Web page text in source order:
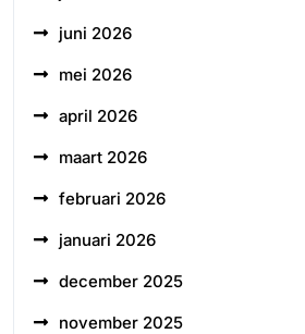
juni 2026
mei 2026
april 2026
maart 2026
februari 2026
januari 2026
december 2025
november 2025